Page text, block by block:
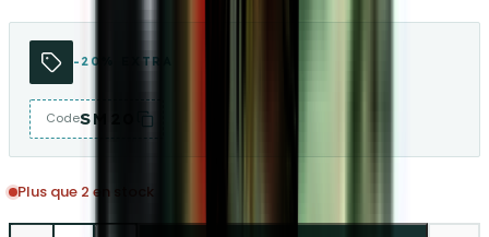
-20% EXTRA
CodeSM20
Plus que 2 en stock